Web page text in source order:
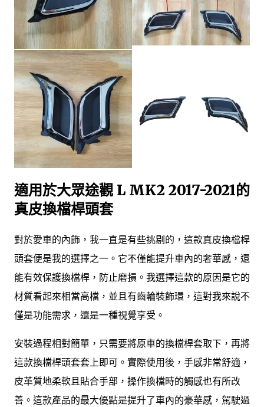
適用於大眾途觀 L MK2 2017-2021的
真皮換檔桿頭套
對於愛車的內飾，我一直是有些挑剔的，這款真皮換檔桿
頭套便是我的選擇之一。它不僅能提升車內的奢華感，還
能有效保護換檔桿，防止磨損。我選擇這款的原因是它的
材質看起來相當高檔，並且有齒輪裝飾環，這對我來說不
僅是功能需求，還是一種視覺享受。
安裝過程相對簡單，只需要將原車的換檔桿套取下，再將
這款換檔桿頭套套上即可。實際使用後，手感非常舒適，
皮革質地柔軟且貼合手部，操作換檔時的觸感也有所改
善。這款產品的最大優點是提升了車內的豪華感，駕駛過